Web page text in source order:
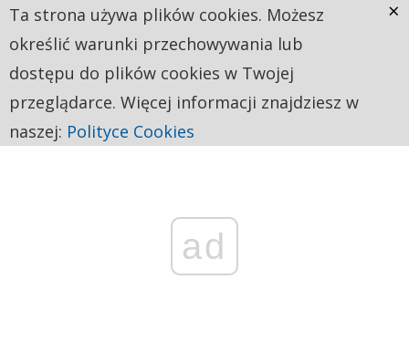
ad
Ta strona używa plików cookies. Możesz
określić warunki przechowywania lub
dostępu do plików cookies w Twojej
przeglądarce. Więcej informacji znajdziesz w
naszej: Polityce Cookies
×